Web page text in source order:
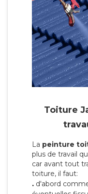
Toiture
La peinture
plus de travail
car avant tout
toiture, il faut:
. d'abord